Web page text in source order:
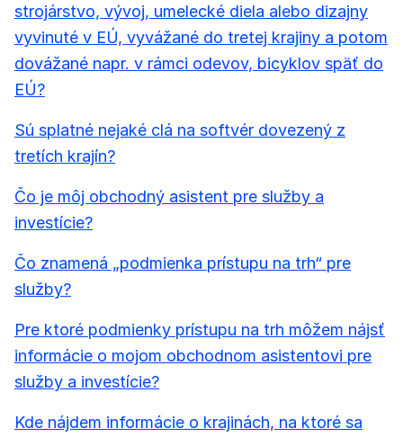
strojárstvo, vývoj, umelecké diela alebo dizajny
vyvinuté v EÚ, vyvážané do tretej krajiny a potom
dovážané napr. v rámci odevov, bicyklov späť do
EÚ?
Sú splatné nejaké clá na softvér dovezený z
tretích krajín?
Čo je môj obchodný asistent pre služby a
investície?
Čo znamená „podmienka prístupu na trh“ pre
služby?
Pre ktoré podmienky prístupu na trh môžem nájsť
informácie o mojom obchodnom asistentovi pre
služby a investície?
Kde nájdem informácie o krajinách, na ktoré sa